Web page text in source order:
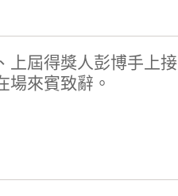
上屆得獎人彭博手上接
場來賓致辭。